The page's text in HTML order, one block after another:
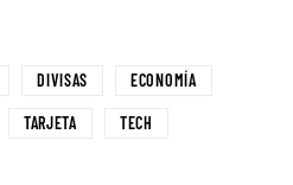
DIVISAS ECONOMÍA
TARJETA TECH